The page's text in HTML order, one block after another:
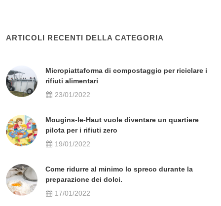
ARTICOLI RECENTI DELLA CATEGORIA
Micropiattaforma di compostaggio per riciclare i
rifiuti alimentari
23/01/2022
Mougins-le-Haut vuole diventare un quartiere
pilota per i rifiuti zero
19/01/2022
Come ridurre al minimo lo spreco durante la
preparazione dei dolci.
17/01/2022